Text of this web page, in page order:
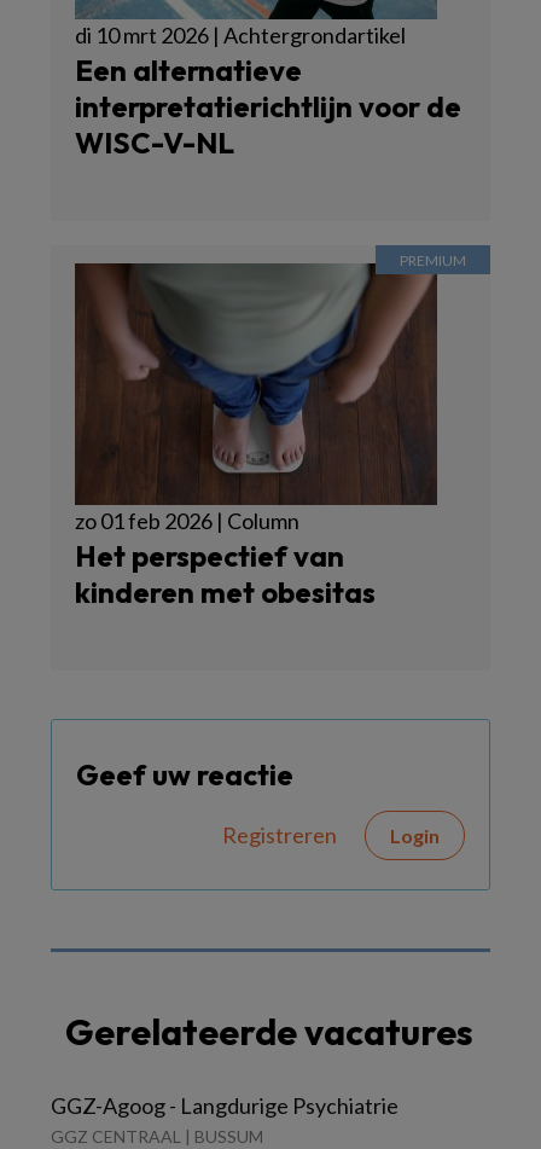
di 10 mrt 2026 | Achtergrondartikel
Een alternatieve
interpretatierichtlijn voor de
WISC-V-NL
zo 01 feb 2026 | Column
Het perspectief van
kinderen met obesitas
Geef uw reactie
Registreren Login
Gerelateerde vacatures
GGZ-Agoog - Langdurige Psychiatrie
GGZ CENTRAAL | BUSSUM